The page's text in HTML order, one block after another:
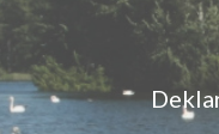
Menu
dostępność